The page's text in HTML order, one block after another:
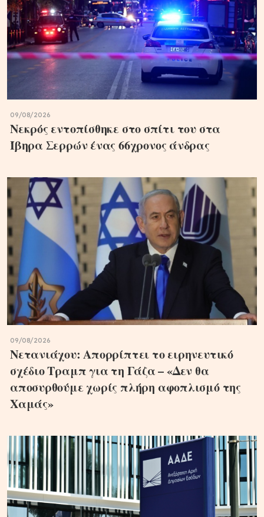
09/08/2026
Νεκρός εντοπίσθηκε στο σπίτι του στα
Ίβηρα Σερρών ένας 66χρονος άνδρας
09/08/2026
Νετανιάχου: Απορρίπτει το ειρηνευτικό
σχέδιο Τραμπ για τη Γάζα – «Δεν θα
αποσυρθούμε χωρίς πλήρη αφοπλισμό της
Χαμάς»